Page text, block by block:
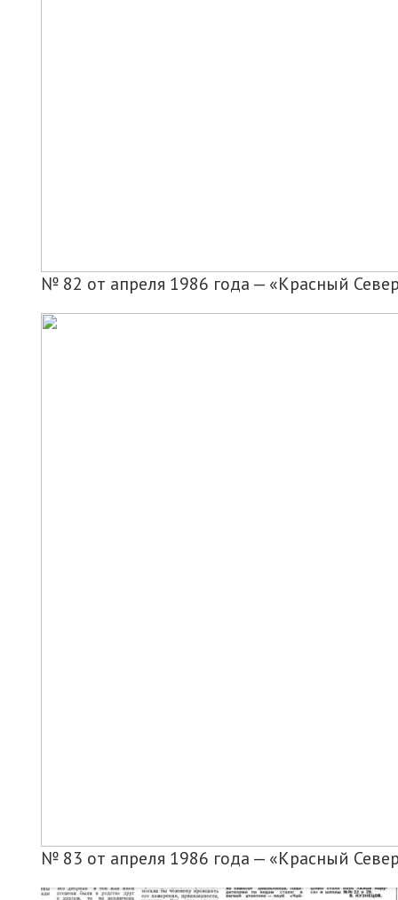
№ 82 от апреля 1986 года — «Красный
№ 83 от апреля 1986 года — «Красный